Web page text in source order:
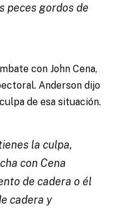
peces gordos de
con John Cena,
Anderson dijo
de esa situación.
la culpa,
con Cena
de cadera o él
cadera y